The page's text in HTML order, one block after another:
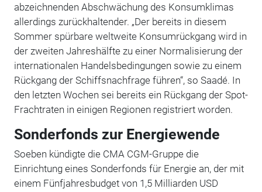
abzeichnenden Abschwächung des Konsumklimas
allerdings zurückhaltender. „Der bereits in diesem
Sommer spürbare weltweite Konsumrückgang wird in
der zweiten Jahreshälfte zu einer Normalisierung der
internationalen Handelsbedingungen sowie zu einem
Rückgang der Schiffsnachfrage führen“, so Saadé. In
den letzten Wochen sei bereits ein Rückgang der Spot-
Frachtraten in einigen Regionen registriert worden.
Sonderfonds zur Energiewende
Soeben kündigte die CMA CGM-Gruppe die
Einrichtung eines Sonderfonds für Energie an, der mit
einem Fünfjahresbudget von 1,5 Milliarden USD